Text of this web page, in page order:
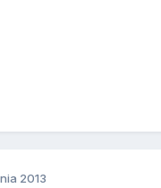
2013